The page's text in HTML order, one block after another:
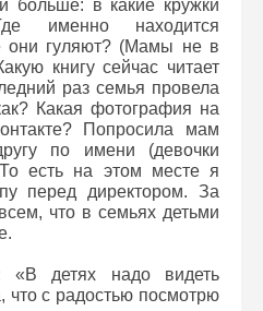
больше: в какие кружки
именно находится
они гуляют? (Мамы не в
книгу сейчас читает
раз семья провела
Какая фотография на
Попросила мам
по имени (девочки
есть на этом месте я
перед директором. За
что в семьях детьми
«В детях надо видеть
что с радостью посмотрю